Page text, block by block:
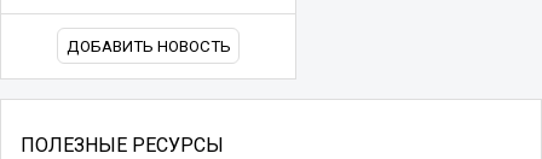
ДОБАВИТЬ НОВОСТЬ
ПОЛЕЗНЫЕ РЕСУРСЫ